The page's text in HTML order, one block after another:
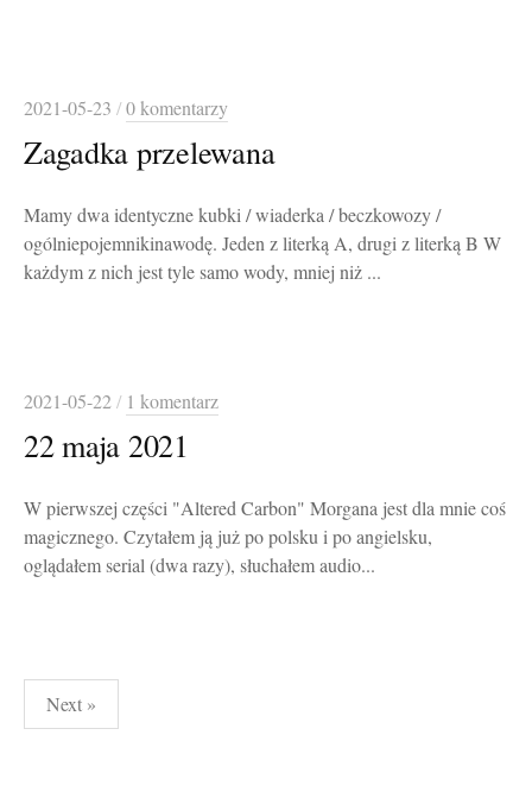
2021-05-23 /0 komentarzy
Zagadka przelewana
Mamy dwa identyczne kubki / wiaderka / beczkowozy /
ogólniepojemnikinawodę. Jeden z literką A, drugi z literką B W
każdym z nich jest tyle samo wody, mniej niż ...
2021-05-22/ 1 komentarz
22 maja 2021
W pierwszej części "Altered Carbon" Morgana jest dla mnie coś
magicznego. Czytałem ją już po polsku i po angielsku,
oglądałem serial (dwa razy), słuchałem audio...
Stronicowanie
wpisów
Next »